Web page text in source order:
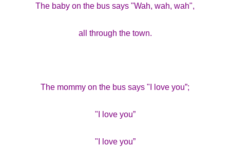
The baby on the bus says "Wah, wah, wah",
all through the town.
The mommy on the bus says "I love you”;
"I love you”
"I love you”